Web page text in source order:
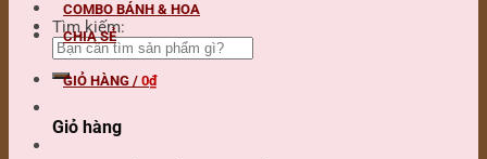
Tìm kiếm:
COMBO BÁNH & HOA
CHIA SẺ
GIỎ HÀNG / 0₫
Giỏ hàng